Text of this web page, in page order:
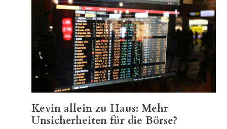
Kevin allein zu Haus: Mehr
Unsicherheiten für die Börse?